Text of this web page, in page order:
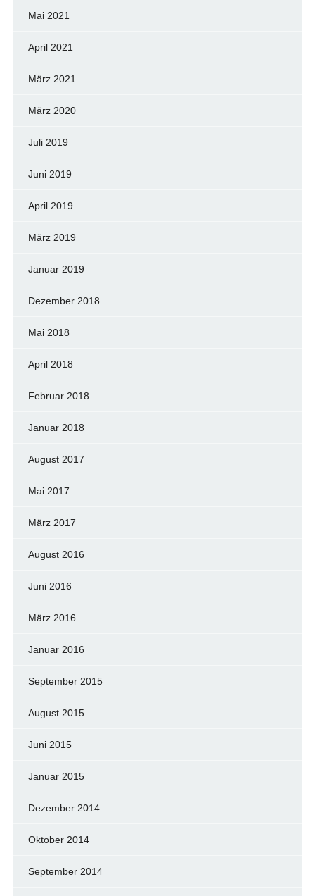
Mai 2021
April 2021
März 2021
März 2020
Juli 2019
Juni 2019
April 2019
März 2019
Januar 2019
Dezember 2018
Mai 2018
April 2018
Februar 2018
Januar 2018
August 2017
Mai 2017
März 2017
August 2016
Juni 2016
März 2016
Januar 2016
September 2015
August 2015
Juni 2015
Januar 2015
Dezember 2014
Oktober 2014
September 2014